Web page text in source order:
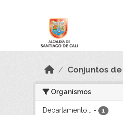
Conjuntos
Organismos
Departamento... - 1